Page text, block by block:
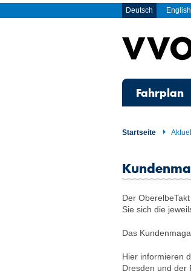
Deutsch English
Fahrplan
Startseite
Der
Sie sich die
Das
Hier informieren
Dresden und der